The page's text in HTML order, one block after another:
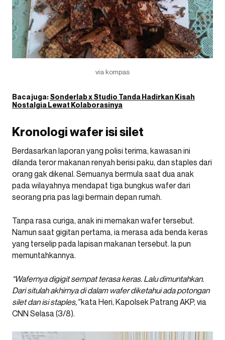
via kompas
Baca juga:Sonderlab x Studio Tanda Hadirkan Kisah
Nostalgia Lewat Kolaborasinya
Kronologi wafer isi silet
Berdasarkan laporan yang polisi terima, kawasan ini
dilanda teror makanan renyah berisi paku, dan staples dari
orang gak dikenal. Semuanya bermula saat dua anak
pada wilayahnya mendapat tiga bungkus wafer dari
seorang pria pas lagi bermain depan rumah.
Tanpa rasa curiga, anak ini memakan wafer tersebut.
Namun saat gigitan pertama, ia merasa ada benda keras
yang terselip pada lapisan makanan tersebut. Ia pun
memuntahkannya.
“Wafernya digigit sempat terasa keras. Lalu dimuntahkan.
Dari situlah akhirnya di dalam wafer diketahui ada potongan
silet dan isi staples,”kata Heri, Kapolsek Patrang AKP, via
CNN Selasa (3/8).